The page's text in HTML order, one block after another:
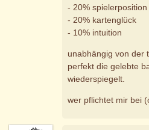
- 20% spielerposition
- 20% kartenglück
- 10% intuition
unabhängig von der
perfekt die gelebte
wiederspiegelt.
wer pflichtet mir bei